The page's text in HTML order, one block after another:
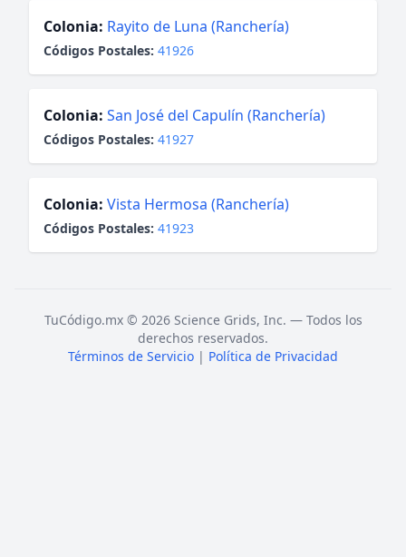
Colonia: Rayito de Luna (Ranchería)
Códigos Postales: 41926
Colonia: San José del Capulín (Ranchería)
Códigos Postales: 41927
Colonia: Vista Hermosa (Ranchería)
Códigos Postales: 41923
TuCódigo.mx © 2026 Science Grids, Inc. — Todos los
derechos reservados.
Términos de Servicio | Política de Privacidad